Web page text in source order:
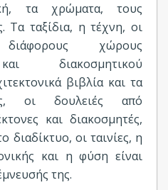
τα χρώματα, τους
Τα ταξίδια, η τέχνη, οι
χώρους
διακοσμητικού
βιβλία και τα
οι δουλειές από
και διακοσμητές,
διαδίκτυο, οι ταινίες, η
και η φύση είναι
της.